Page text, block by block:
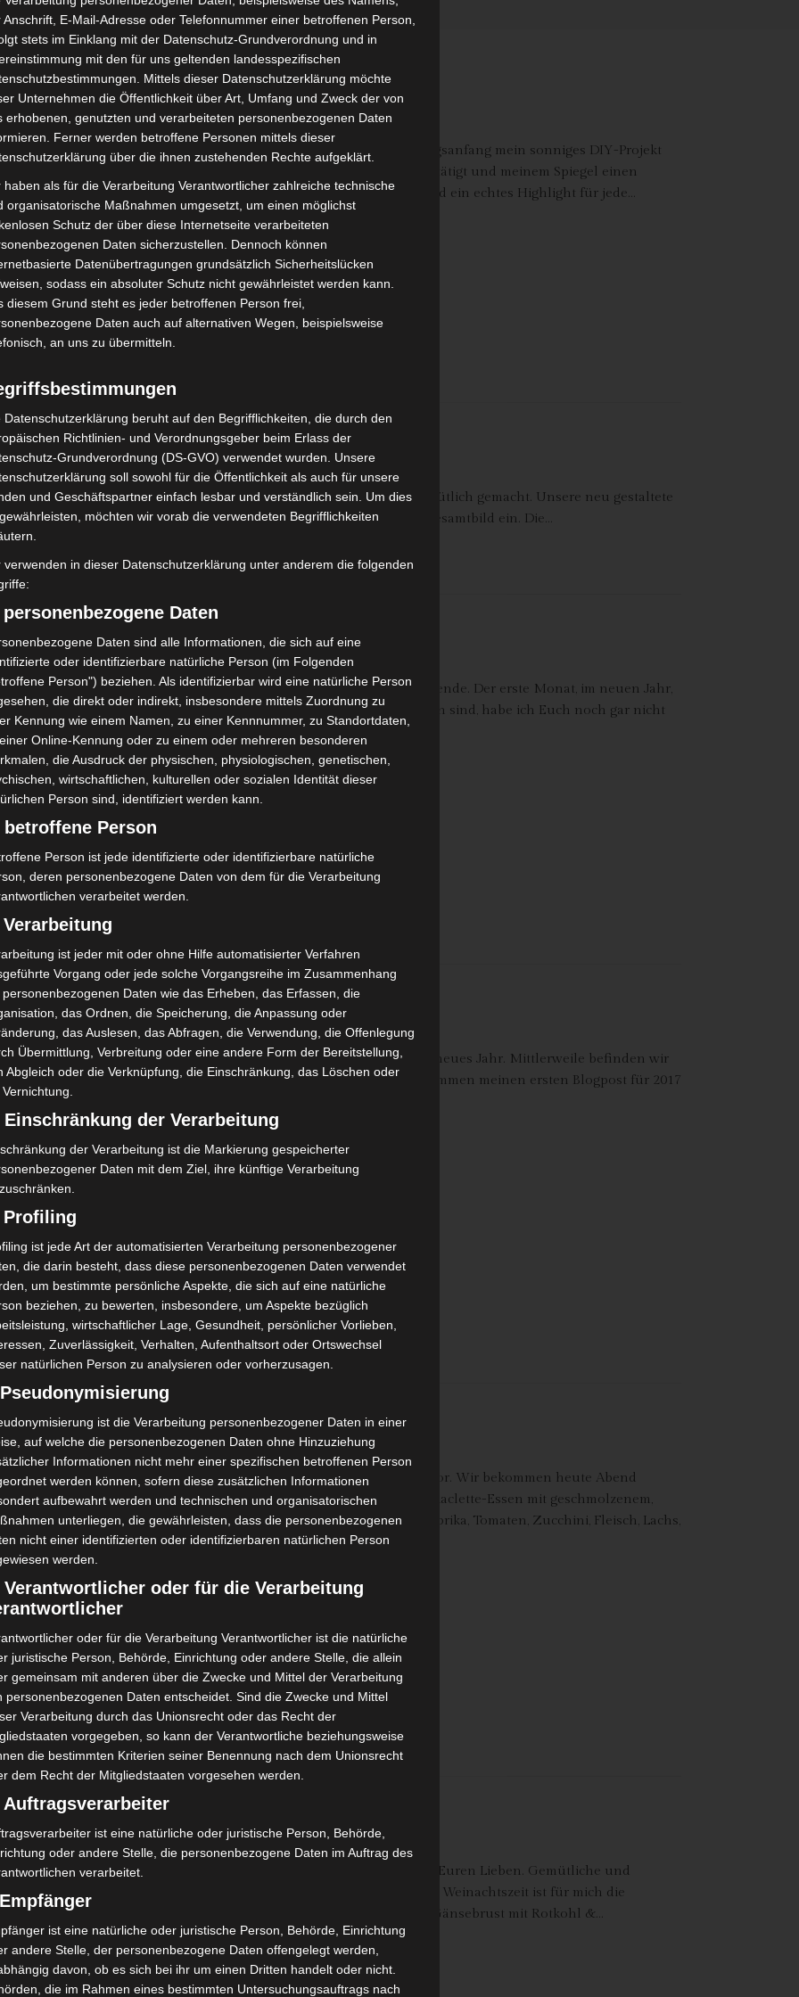
KREATIVE IDEEN
Sonnenspiegel aus Plastiklöffel
meine Lieben, heute möchte ich Euch passend zum baldigen Frühlingsanfang mein sonniges DIY-Projekt
Am gestrigen Tag habe ich mich kreativ mit Plastiklöffeln betätigt und meinem Spiegel einen
Look verliehen. Sonnenspiegel sind immer noch total angesagt und ein echtes Highlight für jede…
& erholsames Wochenende. Wir haben es uns Zuhause gemütlich gemacht. Unsere neu gestaltete
und freundlich, die goldenen Akzente fügen sich so schön in das Gesamtbild ein. Die…
Solisten & goldene Akzente
meine Lieben, ich wünsche Euch einen schönen Start in das Wochenende. Der erste Monat, im neuen Jahr,
schnell verstrichen. Einige Bilder die im Januar entstanden sind, habe ich Euch noch gar nicht
meinem Blog gezeigt. Den Messing-Akzenten bleibe ich auch…
2017
DEKORATIONEN DESIGN KÜCHE WOHNZIMMER
2017 Interior-Umstyling
meine Lieben, ich wünsche Euch ein frohes, glückliches & gesundes neues Jahr. Mittlerweile befinden wir
schon in der zweiten Januarwoche und ich bin erst heute dazu gekommen meinen ersten Blogpost für 2017
Aber wie war das mit den guten Vorsätzen für…
2017
& meine TOP FIVE der guten Vorsätze
meine Lieben, der Countdown läuft und der Jahreswechsel steht bevor. Wir bekommen heute Abend
und die Tischdeko steht bereits. Bei uns gibt es das traditionelle Raclette-Essen mit geschmolzenem,
Käse und vielen anderen leckeren Sachen wie Champions, Paprika, Tomaten, Zucchini, Fleisch, Lachs,
2016
HUS
Weihnachten, Tischdekoration am Heiligabend
meine Lieben, ich wünsche Euch ein besinnliches Weihnachtsfest mit Euren Lieben. Gemütliche und
Stunden, feine Leckereien, viel Heimeligkeit und Tannenduft. Die Weinachtszeit ist für mich die
Zeit im Jahr. Bei uns gibt es eine Süßkartoffelsuppe, Ragout fin, Gänsebrust mit Rotkohl &…
2016
Anschrift, E-Mail-Adresse oder Telefonnummer einer betroffenen Person,
stets im Einklang mit der Datenschutz-Grundverordnung und in
mit den für uns geltenden landesspezifischen
Mittels dieser Datenschutzerklärung möchte
Unternehmen die Öffentlichkeit über Art, Umfang und Zweck der von
erhobenen, genutzten und verarbeiteten personenbezogenen Daten
Ferner werden betroffene Personen mittels dieser
über die ihnen zustehenden Rechte aufgeklärt.
haben als für die Verarbeitung Verantwortlicher zahlreiche technische
organisatorische Maßnahmen umgesetzt, um einen möglichst
Schutz der über diese Internetseite verarbeiteten
Daten sicherzustellen. Dennoch können
Datenübertragungen grundsätzlich Sicherheitslücken
sodass ein absoluter Schutz nicht gewährleistet werden kann.
diesem Grund steht es jeder betroffenen Person frei,
Daten auch auf alternativen Wegen, beispielsweise
an uns zu übermitteln.
Datenschutzerklärung beruht auf den Begrifflichkeiten, die durch den
Richtlinien- und Verordnungsgeber beim Erlass der
Grundverordnung (DS-GVO) verwendet wurden. Unsere
soll sowohl für die Öffentlichkeit als auch für unsere
und Geschäftspartner einfach lesbar und verständlich sein. Um dies
möchten wir vorab die verwendeten Begrifflichkeiten
verwenden in dieser Datenschutzerklärung unter anderem die folgenden
personenbezogene Daten
Daten sind alle Informationen, die sich auf eine
oder identifizierbare natürliche Person (im Folgenden
Person") beziehen. Als identifizierbar wird eine natürliche Person
die direkt oder indirekt, insbesondere mittels Zuordnung zu
Kennung wie einem Namen, zu einer Kennnummer, zu Standortdaten,
Online-Kennung oder zu einem oder mehreren besonderen
die Ausdruck der physischen, physiologischen, genetischen,
wirtschaftlichen, kulturellen oder sozialen Identität dieser
Person sind, identifiziert werden kann.
betroffene Person
Person ist jede identifizierte oder identifizierbare natürliche
deren personenbezogene Daten von dem für die Verarbeitung
verarbeitet werden.
ist jeder mit oder ohne Hilfe automatisierter Verfahren
Vorgang oder jede solche Vorgangsreihe im Zusammenhang
personenbezogenen Daten wie das Erheben, das Erfassen, die
das Ordnen, die Speicherung, die Anpassung oder
das Auslesen, das Abfragen, die Verwendung, die Offenlegung
Übermittlung, Verbreitung oder eine andere Form der Bereitstellung,
Abgleich oder die Verknüpfung, die Einschränkung, das Löschen oder
Einschränkung der Verarbeitung
der Verarbeitung ist die Markierung gespeicherter
Daten mit dem Ziel, ihre künftige Verarbeitung
Profiling
ist jede Art der automatisierten Verarbeitung personenbezogener
die darin besteht, dass diese personenbezogenen Daten verwendet
um bestimmte persönliche Aspekte, die sich auf eine natürliche
beziehen, zu bewerten, insbesondere, um Aspekte bezüglich
wirtschaftlicher Lage, Gesundheit, persönlicher Vorlieben,
Zuverlässigkeit, Verhalten, Aufenthaltsort oder Ortswechsel
natürlichen Person zu analysieren oder vorherzusagen.
ist die Verarbeitung personenbezogener Daten in einer
auf welche die personenbezogenen Daten ohne Hinzuziehung
Informationen nicht mehr einer spezifischen betroffenen Person
werden können, sofern diese zusätzlichen Informationen
aufbewahrt werden und technischen und organisatorischen
unterliegen, die gewährleisten, dass die personenbezogenen
nicht einer identifizierten oder identifizierbaren natürlichen Person
werden.
Verantwortlicher oder für die Verarbeitung
oder für die Verarbeitung Verantwortlicher ist die natürliche
juristische Person, Behörde, Einrichtung oder andere Stelle, die allein
gemeinsam mit anderen über die Zwecke und Mittel der Verarbeitung
personenbezogenen Daten entscheidet. Sind die Zwecke und Mittel
Verarbeitung durch das Unionsrecht oder das Recht der
vorgegeben, so kann der Verantwortliche beziehungsweise
die bestimmten Kriterien seiner Benennung nach dem Unionsrecht
dem Recht der Mitgliedstaaten vorgesehen werden.
Auftragsverarbeiter
ist eine natürliche oder juristische Person, Behörde,
oder andere Stelle, die personenbezogene Daten im Auftrag des
verarbeitet.
ist eine natürliche oder juristische Person, Behörde, Einrichtung
andere Stelle, der personenbezogene Daten offengelegt werden,
davon, ob es sich bei ihr um einen Dritten handelt oder nicht.
die im Rahmen eines bestimmten Untersuchungsauftrags nach